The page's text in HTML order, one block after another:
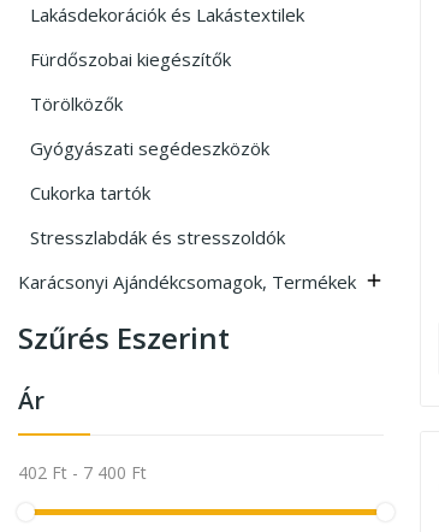
Lakásdekorációk és Lakástextilek
Fürdőszobai kiegészítők
Törölközők
Gyógyászati segédeszközök
Cukorka tartók
Stresszlabdák és stresszoldók
Karácsonyi Ajándékcsomagok, Termékek 
Szűrés Eszerint
Ár
402 Ft - 7 400 Ft